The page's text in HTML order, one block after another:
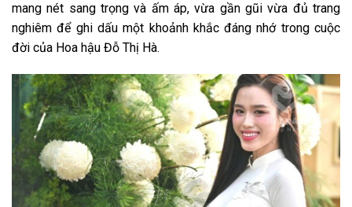
mang nét sang trọng và ấm áp, vừa gần gũi vừa đủ trang
nghiêm để ghi dấu một khoảnh khắc đáng nhớ trong cuộc
đời của Hoa hậu Đỗ Thị Hà.